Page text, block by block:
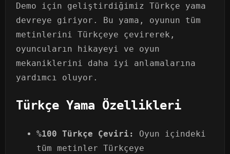
Demo için geliştirdiğimiz Türkçe yama
devreye giriyor. Bu yama, oyunun tüm
metinlerini Türkçeye çevirerek,
oyuncuların hikayeyi ve oyun
mekaniklerini daha iyi anlamalarına
yardımcı oluyor.
Türkçe Yama Özellikleri
%100 Türkçe Çeviri:
Oyun içindeki
tüm metinler Türkçeye